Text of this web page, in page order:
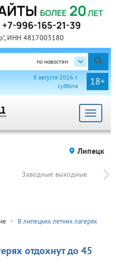
ИНН 4817003180
по новостям
18+
8 августа 2026 г.
суббота
Toggle
Липецк
Заводные выходные
В липецких летних лагерях
отдохнут до 45